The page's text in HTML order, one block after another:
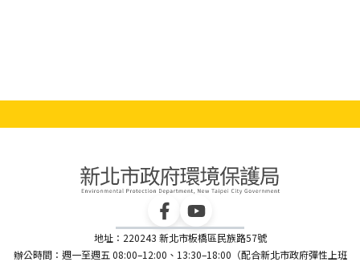
地址：220243 新北市板橋區民族路57號
辦公時間：週一至週五 08:00–12:00、13:30–18:00（配合新北市政府彈性上班